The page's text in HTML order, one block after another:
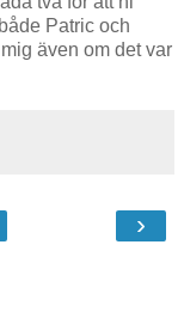
Patric och
även om det var
›